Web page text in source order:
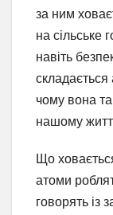
за ним
на сільське
навіть
складається
чому вона
нашому
Що
атоми
говорять із